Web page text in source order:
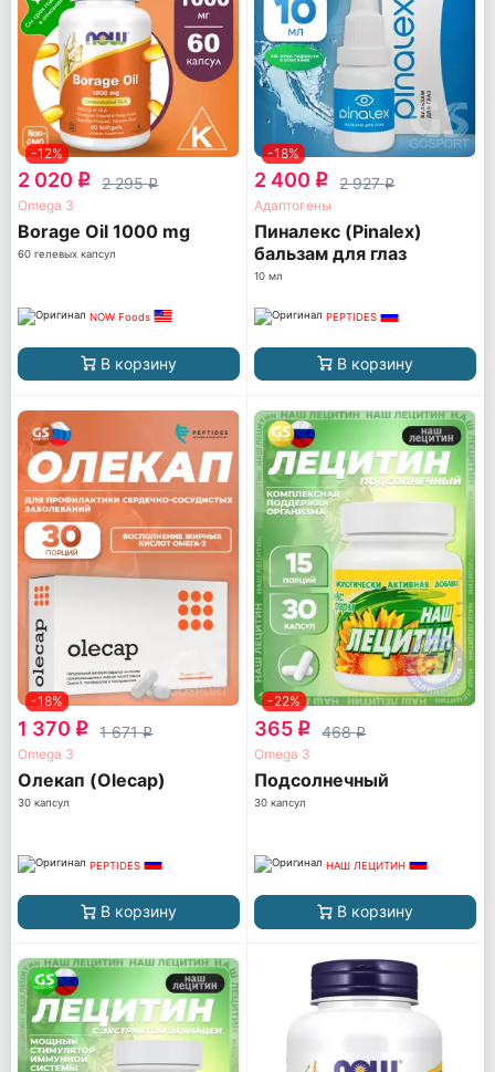
-12%
2 020 q 2 295q
Omega 3
Borage Oil 1000 mg
60 гелевых капсул
NOW Foods
В корзину
-18%
2 400 q 2 927q
Адаптогены
Пиналекс (Pinalex)
бальзам для глаз
10 мл
PEPTIDES
В корзину
-18%
1 370 q 1 671q
Omega 3
Олекап (Olecap)
30 капсул
PEPTIDES
В корзину
-22%
365 q 468q
Omega 3
Подсолнечный
30 капсул
НАШ ЛЕЦИТИН
В корзину